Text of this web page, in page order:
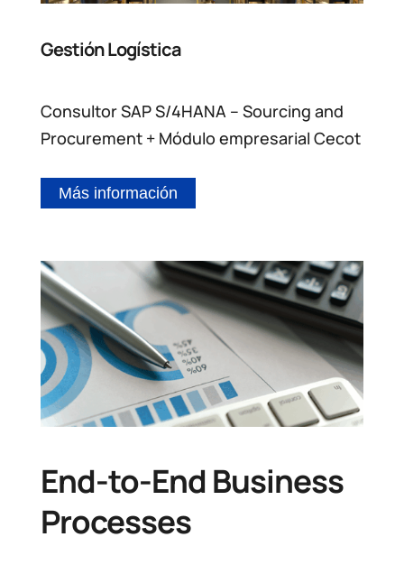
Gestión Logística
Consultor SAP S/4HANA – Sourcing and
Procurement + Módulo empresarial Cecot
Más información
End-to-End Business
Processes